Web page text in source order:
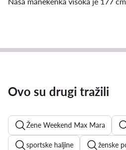
Ovo su drugi tražili
Žene Weekend Max Mara
sportske haljine ženske